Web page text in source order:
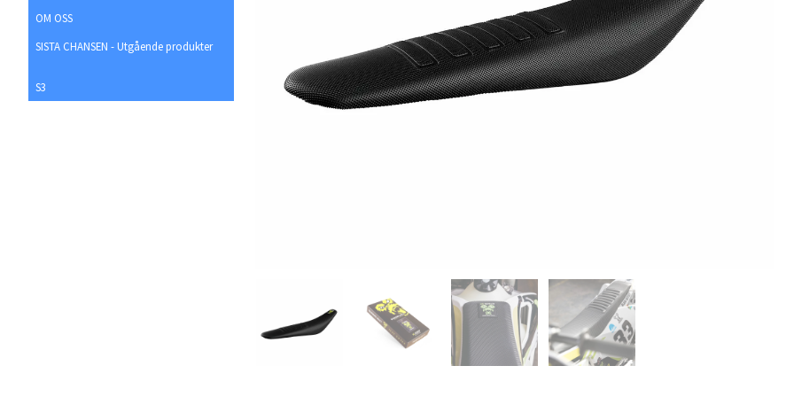
OM OSS
SISTA CHANSEN - Utgående produkter
S3